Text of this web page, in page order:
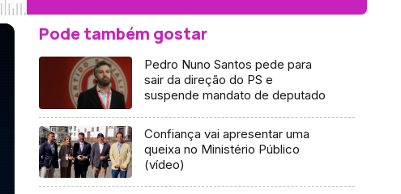
Pode também gostar
Pedro Nuno Santos pede para
sair da direção do PS e
suspende mandato de deputado
Confiança vai apresentar uma
queixa no Ministério Público
(vídeo)